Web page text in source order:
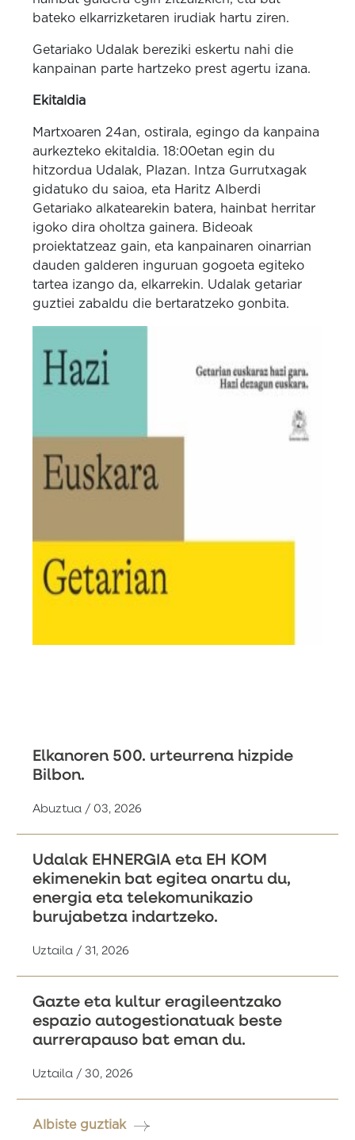
bateko elkarrizketaren irudiak hartu ziren.
Getariako Udalak bereziki eskertu nahi die
kanpainan parte hartzeko prest agertu izana.
Ekitaldia
Martxoaren 24an, ostirala, egingo da kanpaina
aurkezteko ekitaldia. 18:00etan egin du
hitzordua Udalak, Plazan. Intza Gurrutxagak
gidatuko du saioa, eta Haritz Alberdi
Getariako alkatearekin batera, hainbat herritar
igoko dira oholtza gainera. Bideoak
proiektatzeaz gain, eta kanpainaren oinarrian
dauden galderen inguruan gogoeta egiteko
tartea izango da, elkarrekin. Udalak getariar
guztiei zabaldu die bertaratzeko gonbita.
Elkanoren 500. urteurrena hizpide
Bilbon.
Abuztua / 03, 2026
Udalak EHNERGIA eta EH KOM
ekimenekin bat egitea onartu du,
energia eta telekomunikazio
burujabetza indartzeko.
Uztaila / 31, 2026
Gazte eta kultur eragileentzako
espazio autogestionatuak beste
aurrerapauso bat eman du.
Uztaila / 30, 2026
Albiste guztiak